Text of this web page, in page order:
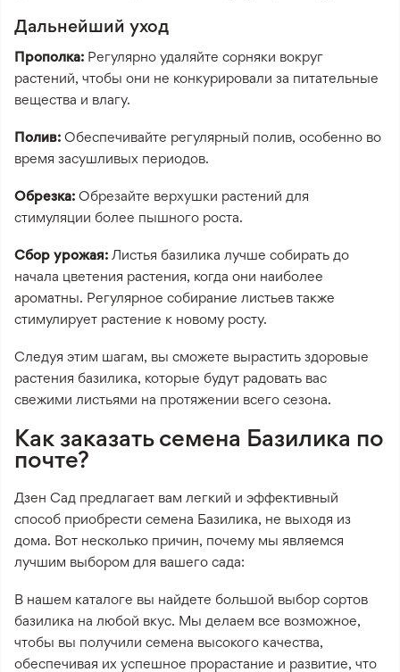
Дальнейший уход
Прополка: Регулярно удаляйте сорняки вокруг
растений, чтобы они не конкурировали за питательные
вещества и влагу.
Полив: Обеспечивайте регулярный полив, особенно во
время засушливых периодов.
Обрезка: Обрезайте верхушки растений для
стимуляции более пышного роста.
Сбор урожая: Листья базилика лучше собирать до
начала цветения растения, когда они наиболее
ароматны. Регулярное собирание листьев также
стимулирует растение к новому росту.
Следуя этим шагам, вы сможете вырастить здоровые
растения базилика, которые будут радовать вас
свежими листьями на протяжении всего сезона.
Как заказать семена Базилика по
почте?
Дзен Сад предлагает вам легкий и эффективный
способ приобрести семена Базилика, не выходя из
дома. Вот несколько причин, почему мы являемся
лучшим выбором для вашего сада:
В нашем каталоге вы найдете большой выбор сортов
базилика на любой вкус. Мы делаем все возможное,
чтобы вы получили семена высокого качества,
обеспечивая их успешное прорастание и развитие, что